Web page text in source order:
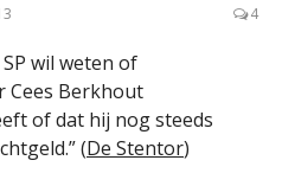
4
SP wil weten of
Cees Berkhout
of dat hij nog steeds
(De Stentor)